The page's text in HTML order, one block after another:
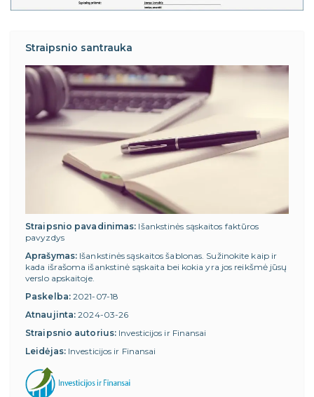
Straipsnio santrauka
Straipsnio pavadinimas: Išankstinės sąskaitos faktūros
pavyzdys
Aprašymas: Išankstinės sąskaitos šablonas. Sužinokite kaip ir
kada išrašoma išankstinė sąskaita bei kokia yra jos reikšmė jūsų
verslo apskaitoje.
Paskelba: 2021-07-18
Atnaujinta: 2024-03-26
Straipsnio autorius: Investicijos ir Finansai
Leidėjas: Investicijos ir Finansai